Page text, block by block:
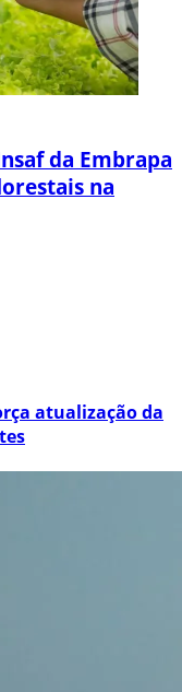
da Embrapa
na
atualização da